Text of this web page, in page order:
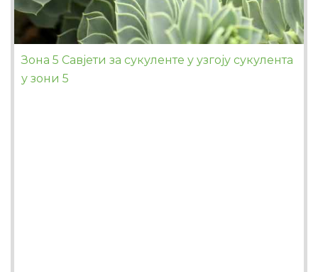
Зона 5 Савјети за сукуленте у узгоју сукулента
у зони 5